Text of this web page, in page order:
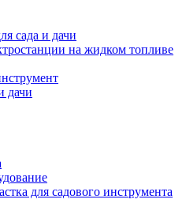
сада и дачи
на жидком топливе
дачи
для садового инструмента